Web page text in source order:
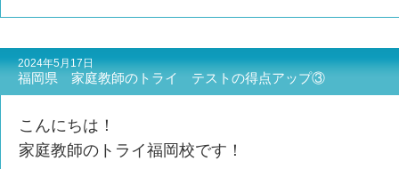
2024年5月17日
福岡県 家庭教師のトライ テストの得点アップ③
こんにちは！
家庭教師のトライ福岡校です！